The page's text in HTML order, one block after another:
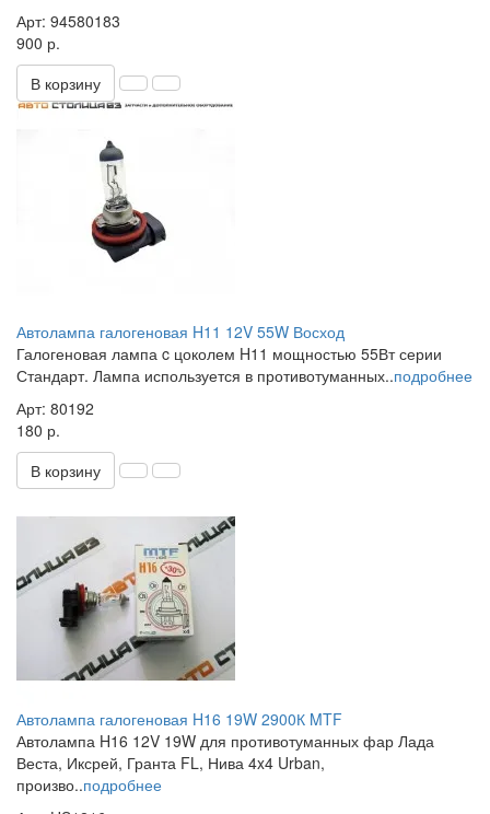
Арт: 94580183
900 р.
В корзину
Автолампа галогеновая H11 12V 55W Восход
Галогеновая лампа c цоколем H11 мощностью 55Вт серии
Стандарт. Лампа используется в противотуманных..подробнее
Арт: 80192
180 р.
В корзину
Автолампа галогеновая H16 19W 2900К MTF
Автолампа H16 12V 19W для противотуманных фар Лада
Веста, Иксрей, Гранта FL, Нива 4x4 Urban,
произво..подробнее